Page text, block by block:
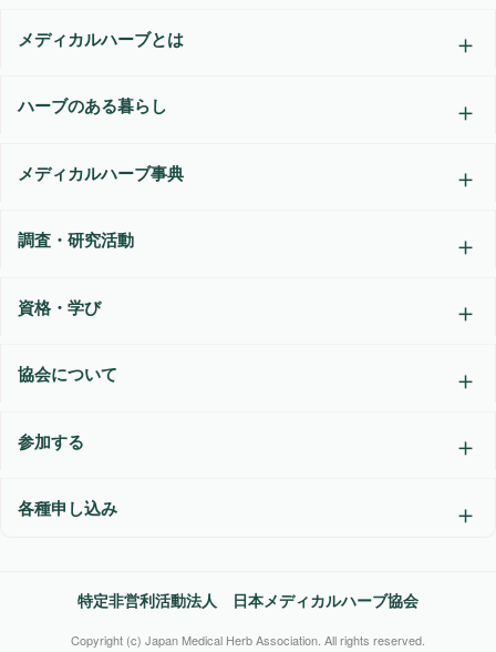
メディカルハーブとは
ハーブのある暮らし
メディカルハーブ事典
調査・研究活動
資格・学び
協会について
参加する
各種申し込み
特定非営利活動法人 日本メディカルハーブ協会
Copyright (c) Japan Medical Herb Association. All rights reserved.